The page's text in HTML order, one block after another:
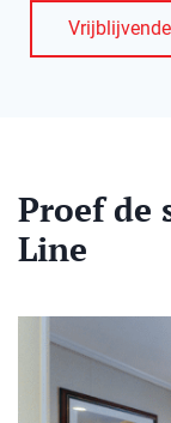
Proef de
Line